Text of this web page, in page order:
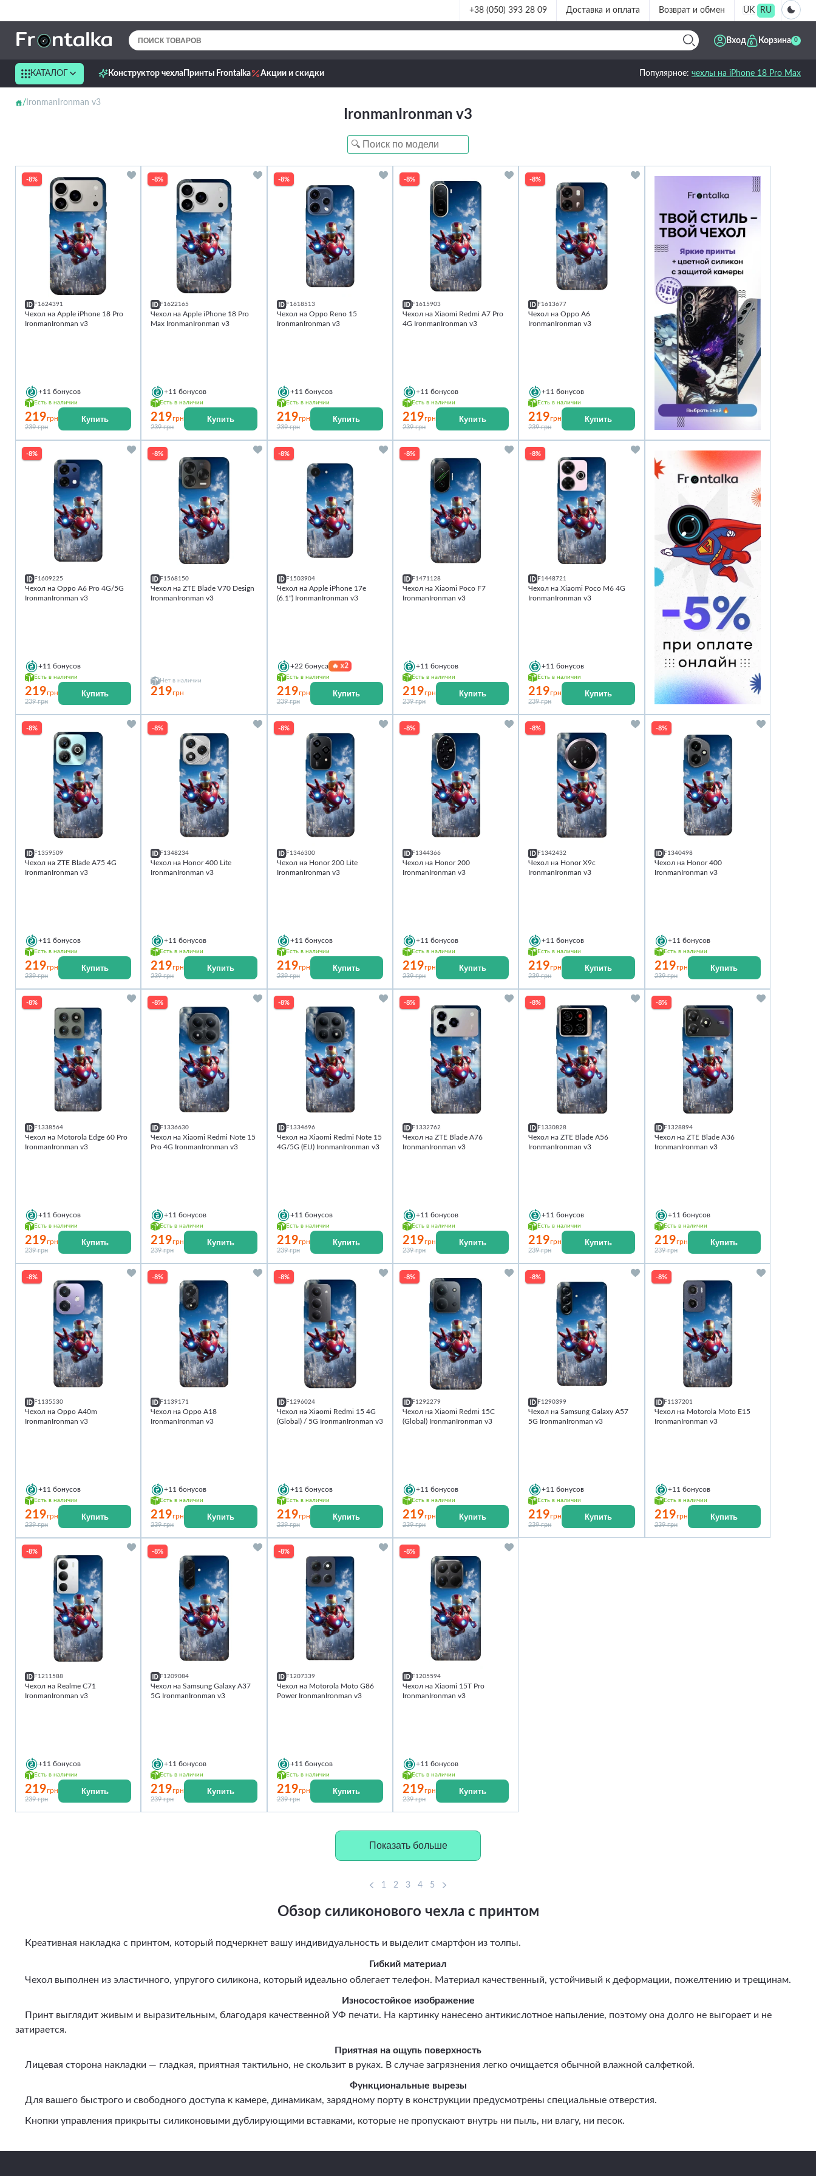
+38 (050) 393 28 09 Доставка и оплата Возврат и обмен UK RU
Вход Корзина 0
КАТАЛОГ Конструктор чехла Принты Frontalka Акции и скидки Популярное: чехлы на iPhone 18 Pro Max
IronmanIronman v3
IronmanIronman v3
-8%
F1624391
Чехол на Apple iPhone 18 Pro
IronmanIronman v3
+11 бонусов
Есть в наличии
219грн
239 грн
Купить
-8%
F1622165
Чехол на Apple iPhone 18 Pro
Max IronmanIronman v3
+11 бонусов
Есть в наличии
219грн
239 грн
Купить
-8%
F1618513
Чехол на Oppo Reno 15
IronmanIronman v3
+11 бонусов
Есть в наличии
219грн
239 грн
Купить
-8%
F1615903
Чехол на Xiaomi Redmi A7 Pro
4G IronmanIronman v3
+11 бонусов
Есть в наличии
219грн
239 грн
Купить
-8%
F1613677
Чехол на Oppo A6
IronmanIronman v3
+11 бонусов
Есть в наличии
219грн
239 грн
Купить
-8%
F1609225
Чехол на Oppo A6 Pro 4G/5G
IronmanIronman v3
+11 бонусов
Есть в наличии
219грн
239 грн
Купить
-8%
F1568150
Чехол на ZTE Blade V70 Design
IronmanIronman v3
Нет в наличии
219грн
-8%
F1503904
Чехол на Apple iPhone 17e
(6.1") IronmanIronman v3
+22 бонуса 🔥 x2
Есть в наличии
219грн
239 грн
Купить
-8%
F1471128
Чехол на Xiaomi Poco F7
IronmanIronman v3
+11 бонусов
Есть в наличии
219грн
239 грн
Купить
-8%
F1448721
Чехол на Xiaomi Poco M6 4G
IronmanIronman v3
+11 бонусов
Есть в наличии
219грн
239 грн
Купить
-8%
F1359509
Чехол на ZTE Blade A75 4G
IronmanIronman v3
+11 бонусов
Есть в наличии
219грн
239 грн
Купить
-8%
F1348234
Чехол на Honor 400 Lite
IronmanIronman v3
+11 бонусов
Есть в наличии
219грн
239 грн
Купить
-8%
F1346300
Чехол на Honor 200 Lite
IronmanIronman v3
+11 бонусов
Есть в наличии
219грн
239 грн
Купить
-8%
F1344366
Чехол на Honor 200
IronmanIronman v3
+11 бонусов
Есть в наличии
219грн
239 грн
Купить
-8%
F1342432
Чехол на Honor X9c
IronmanIronman v3
+11 бонусов
Есть в наличии
219грн
239 грн
Купить
-8%
F1340498
Чехол на Honor 400
IronmanIronman v3
+11 бонусов
Есть в наличии
219грн
239 грн
Купить
-8%
F1338564
Чехол на Motorola Edge 60 Pro
IronmanIronman v3
+11 бонусов
Есть в наличии
219грн
239 грн
Купить
-8%
F1336630
Чехол на Xiaomi Redmi Note 15
Pro 4G IronmanIronman v3
+11 бонусов
Есть в наличии
219грн
239 грн
Купить
-8%
F1334696
Чехол на Xiaomi Redmi Note 15
4G/5G (EU) IronmanIronman v3
+11 бонусов
Есть в наличии
219грн
239 грн
Купить
-8%
F1332762
Чехол на ZTE Blade A76
IronmanIronman v3
+11 бонусов
Есть в наличии
219грн
239 грн
Купить
-8%
F1330828
Чехол на ZTE Blade A56
IronmanIronman v3
+11 бонусов
Есть в наличии
219грн
239 грн
Купить
-8%
F1328894
Чехол на ZTE Blade A36
IronmanIronman v3
+11 бонусов
Есть в наличии
219грн
239 грн
Купить
-8%
F1135530
Чехол на Oppo A40m
IronmanIronman v3
+11 бонусов
Есть в наличии
219грн
239 грн
Купить
-8%
F1139171
Чехол на Oppo A18
IronmanIronman v3
+11 бонусов
Есть в наличии
219грн
239 грн
Купить
-8%
F1296024
Чехол на Xiaomi Redmi 15 4G
(Global) / 5G IronmanIronman v3
+11 бонусов
Есть в наличии
219грн
239 грн
Купить
-8%
F1292279
Чехол на Xiaomi Redmi 15C
(Global) IronmanIronman v3
+11 бонусов
Есть в наличии
219грн
239 грн
Купить
-8%
F1290399
Чехол на Samsung Galaxy A57
5G IronmanIronman v3
+11 бонусов
Есть в наличии
219грн
239 грн
Купить
-8%
F1137201
Чехол на Motorola Moto E15
IronmanIronman v3
+11 бонусов
Есть в наличии
219грн
239 грн
Купить
-8%
F1211588
Чехол на Realme C71
IronmanIronman v3
+11 бонусов
Есть в наличии
219грн
239 грн
Купить
-8%
F1209084
Чехол на Samsung Galaxy A37
5G IronmanIronman v3
+11 бонусов
Есть в наличии
219грн
239 грн
Купить
-8%
F1207339
Чехол на Motorola Moto G86
Power IronmanIronman v3
+11 бонусов
Есть в наличии
219грн
239 грн
Купить
-8%
F1205594
Чехол на Xiaomi 15T Pro
IronmanIronman v3
+11 бонусов
Есть в наличии
219грн
239 грн
Купить
Показать больше
1 2 3 4 5
Обзор силиконового чехла с принтом
Креативная накладка с принтом, который подчеркнет вашу индивидуальность и выделит смартфон из толпы.
Гибкий материал
Чехол выполнен из эластичного, упругого силикона, который идеально облегает телефон. Материал качественный, устойчивый к деформации, пожелтению и трещинам.
Износостойкое изображение
Принт выглядит живым и выразительным, благодаря качественной УФ печати. На картинку нанесено антикислотное напыление, поэтому она долго не выгорает и не
затирается.
Приятная на ощупь поверхность
Лицевая сторона накладки — гладкая, приятная тактильно, не скользит в руках. В случае загрязнения легко очищается обычной влажной салфеткой.
Функциональные вырезы
Для вашего быстрого и свободного доступа к камере, динамикам, зарядному порту в конструкции предусмотрены специальные отверстия.
Кнопки управления прикрыты силиконовыми дублирующими вставками, которые не пропускают внутрь ни пыль, ни влагу, ни песок.